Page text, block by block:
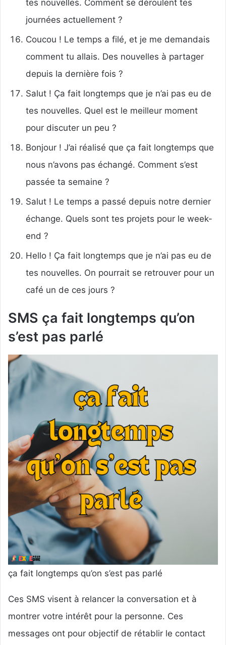
tes nouvelles. Comment se déroulent tes
journées actuellement ?
Coucou ! Le temps a filé, et je me demandais
comment tu allais. Des nouvelles à partager
depuis la dernière fois ?
Salut ! Ça fait longtemps que je n’ai pas eu de
tes nouvelles. Quel est le meilleur moment
pour discuter un peu ?
Bonjour ! J’ai réalisé que ça fait longtemps que
nous n’avons pas échangé. Comment s’est
passée ta semaine ?
Salut ! Le temps a passé depuis notre dernier
échange. Quels sont tes projets pour le week-
end ?
Hello ! Ça fait longtemps que je n’ai pas eu de
tes nouvelles. On pourrait se retrouver pour un
café un de ces jours ?
SMS ça fait longtemps qu’on
s’est pas parlé
ça fait longtemps qu’on s’est pas parlé
Ces SMS visent à relancer la conversation et à
montrer votre intérêt pour la personne. Ces
messages ont pour objectif de rétablir le contact